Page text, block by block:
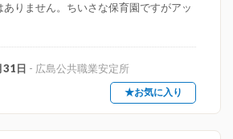
りません。ちいさな保育園ですがアッ
日 - 広島公共職業安定所
★お気に入り